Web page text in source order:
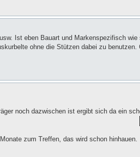
Ist eben Bauart und Markenspezifisch
ohne die Stützen dabei zu benutzen.
noch dazwischen ist ergibt sich da ein
zum Treffen, das wird schon hinhauen.